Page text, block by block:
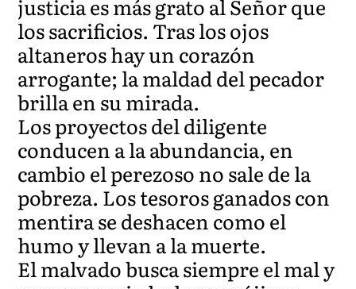
justicia es más grato al Señor que
los sacrificios. Tras los ojos
altaneros hay un corazón
arrogante; la maldad del pecador
brilla en su mirada.
Los proyectos del diligente
conducen a la abundancia, en
cambio el perezoso no sale de la
pobreza. Los tesoros ganados con
mentira se deshacen como el
humo y llevan a la muerte.
El malvado busca siempre el mal y